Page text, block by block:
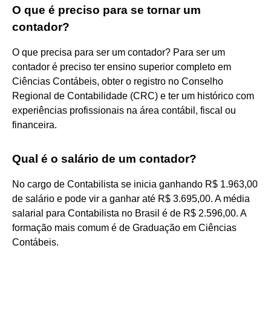
O que é preciso para se tornar um
contador?
O que precisa para ser um contador? Para ser um
contador é preciso ter ensino superior completo em
Ciências Contábeis, obter o registro no Conselho
Regional de Contabilidade (CRC) e ter um histórico com
experiências profissionais na área contábil, fiscal ou
financeira.
Qual é o salário de um contador?
No cargo de Contabilista se inicia ganhando R$ 1.963,00
de salário e pode vir a ganhar até R$ 3.695,00. A média
salarial para Contabilista no Brasil é de R$ 2.596,00. A
formação mais comum é de Graduação em Ciências
Contábeis.